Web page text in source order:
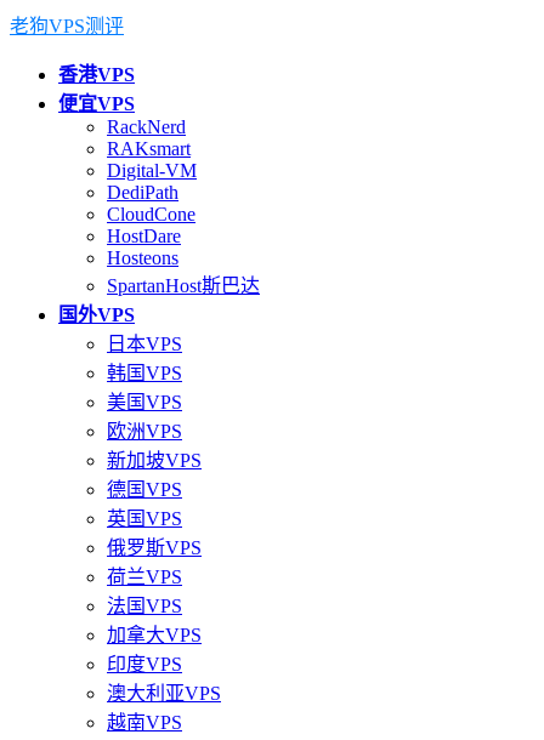
老狗VPS测评
香港VPS
便宜VPS
RackNerd
RAKsmart
Digital-VM
DediPath
CloudCone
HostDare
Hosteons
SpartanHost斯巴达
国外VPS
日本VPS
韩国VPS
美国VPS
欧洲VPS
新加坡VPS
德国VPS
英国VPS
俄罗斯VPS
荷兰VPS
法国VPS
加拿大VPS
印度VPS
澳大利亚VPS
越南VPS